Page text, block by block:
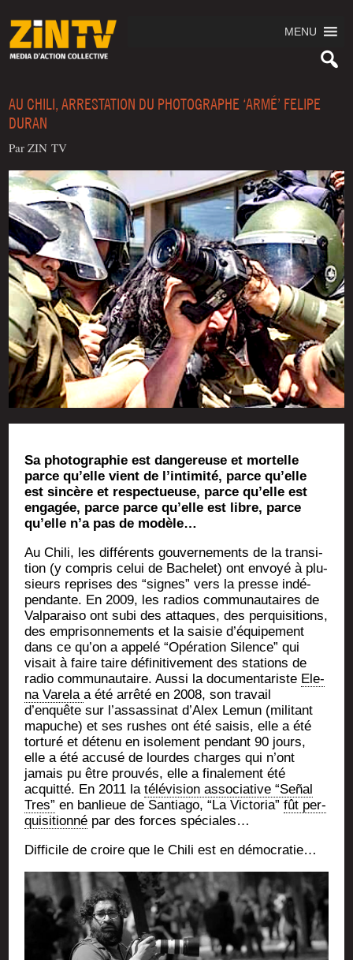
MENU
AU CHILI, ARRESTATION DU PHOTOGRAPHE ‘ARMÉ’ FELIPE
DURAN
Par ZIN TV
Sa pho­to­gra­phie est dan­ge­reuse et mor­telle
parce qu’elle vient de l’in­ti­mi­té, parce qu’elle
est sin­cère et res­pec­tueuse, parce qu’elle est
enga­gée, parce parce qu’elle est libre, parce
qu’elle n’a pas de modèle…
Au Chi­li, les dif­fé­rents gou­ver­ne­ments de la tran­si­
tion (y com­pris celui de Bache­let) ont envoyé à plu­
sieurs reprises des “signes” vers la presse indé­
pen­dante. En 2009, les radios com­mu­nau­taires de
Val­pa­rai­so ont subi des attaques, des per­qui­si­tions,
des empri­son­ne­ments et la sai­sie d’é­qui­pe­ment
dans ce qu’on a appe­lé “Opé­ra­tion Silence” qui
visait à faire taire défi­ni­ti­ve­ment des sta­tions de
radio com­mu­nau­taire. Aus­si la docu­men­ta­riste Ele­
na Vare­laa été arrê­té en 2008, son tra­vail
d’enquête sur l’as­sas­si­nat d’A­lex Lemun (mili­tant
mapuche) et ses rushes ont été sai­sis, elle a été
tor­tu­ré et déte­nu en iso­le­ment pen­dant 90 jours,
elle a été accu­sé de lourdes charges qui n’ont
jamais pu être prou­vés, elle a fina­le­ment été
acquit­té. En 2011 latélé­vi­sion asso­cia­tive “Señal
Tres” en ban­lieue de San­tia­go, “La Vic­to­ria”fût per­
qui­si­tion­né par des forces spéciales…
Dif­fi­cile de croire que le Chi­li est en démocratie…